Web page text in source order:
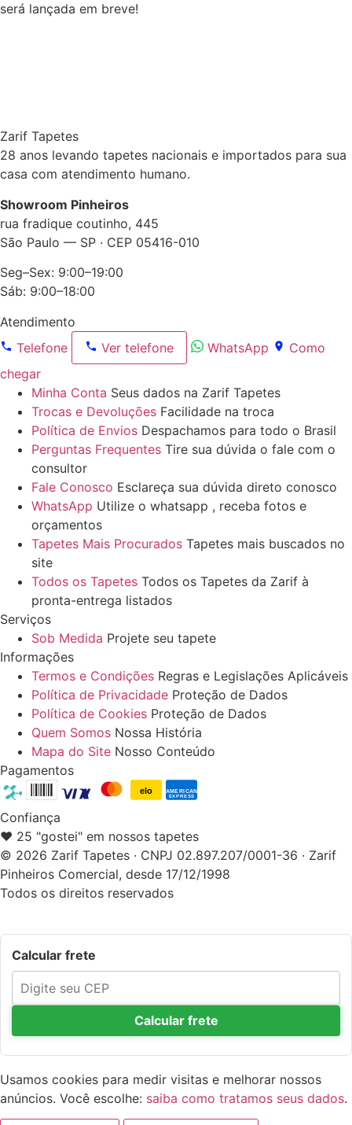
será lançada em breve!
Zarif Tapetes
28 anos levando tapetes nacionais e importados para sua
casa com atendimento humano.
Showroom Pinheiros
rua fradique coutinho, 445
São Paulo — SP · CEP 05416-010
Seg–Sex: 9:00–19:00
Sáb: 9:00–18:00
Atendimento
Telefone
Ver telefone WhatsApp
Como
chegar
Minha Conta Seus dados na Zarif Tapetes
Trocas e Devoluções Facilidade na troca
Política de Envios Despachamos para todo o Brasil
Perguntas Frequentes Tire sua dúvida o fale com o
consultor
Fale Conosco Esclareça sua dúvida direto conosco
WhatsApp Utilize o whatsapp , receba fotos e
orçamentos
Tapetes Mais Procurados Tapetes mais buscados no
site
Todos os Tapetes Todos os Tapetes da Zarif à
pronta-entrega listados
Serviços
Sob Medida Projete seu tapete
Informações
Termos e Condições Regras e Legislações Aplicáveis
Política de Privacidade Proteção de Dados
Política de Cookies Proteção de Dados
Quem Somos Nossa História
Mapa do Site Nosso Conteúdo
Pagamentos
elo AMERICAN
EXPRESS
Confiança
❤️ 25 "gostei" em nossos tapetes
© 2026 Zarif Tapetes · CNPJ 02.897.207/0001-36 · Zarif
Pinheiros Comercial, desde 17/12/1998
Todos os direitos reservados
Calcular frete
Calcular frete
Usamos cookies para medir visitas e melhorar nossos
anúncios. Você escolhe: saiba como tratamos seus dados.